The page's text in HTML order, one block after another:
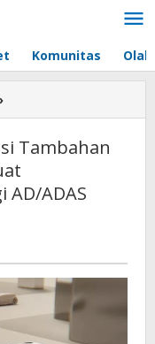
Komunitas
Umumkan
Tambahan
pada
Helm.ai
Teknologi
AD/ADAS
Generasi
Selanjutnya
Tambahan
ADAS